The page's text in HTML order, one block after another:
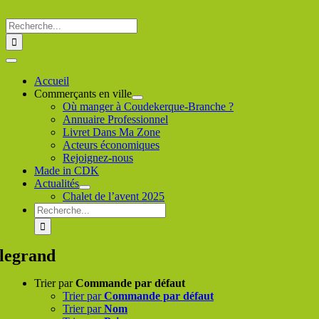
au
contenu
Rechercher
:
Toggle
NavigationAccueil
Commerçants en ville
Où manger à Coudekerque-Branche ?
Annuaire Professionnel
Livret Dans Ma Zone
Acteurs économiques
Rejoignez-nous
Made in CDK
Actualités
Chalet de l’avent 2025
Rechercher
:
legrand
Trier parCommande par défaut
Trier parCommande par défaut
Trier parNom